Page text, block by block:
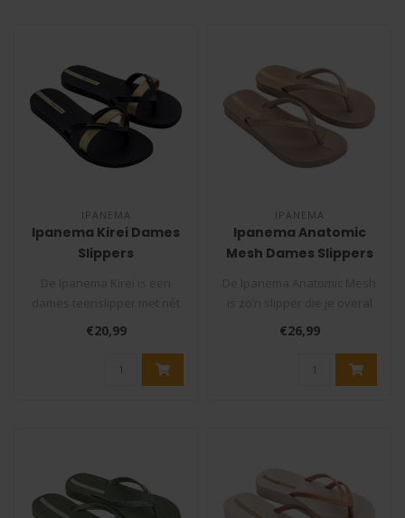
IPANEMA
Ipanema Kirei Dames
Slippers
wat meer uitstraling dan
een ..
€20,99
IPANEMA
Ipanema Anatomic
Mesh Dames Slippers
bij aantrekt. Simpel ge..
€26,99